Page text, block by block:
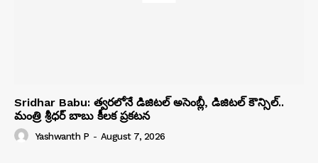
Sridhar Babu: త్వరలోనే డిజిటల్ అసెంబ్లీ, డిజిటల్ కౌన్సిల్..
మంత్రి శ్రీధర్ బాబు కీలక ప్రకటన
Yashwanth P - August 7, 2026